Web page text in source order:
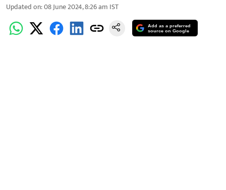
Updated on:08 June 2024, 8:26 am IST
Add as a preferred
source on Google